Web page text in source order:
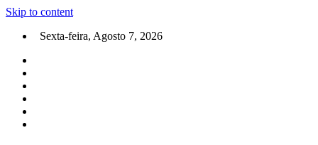
Skip to content
Sexta-feira, Agosto 7, 2026